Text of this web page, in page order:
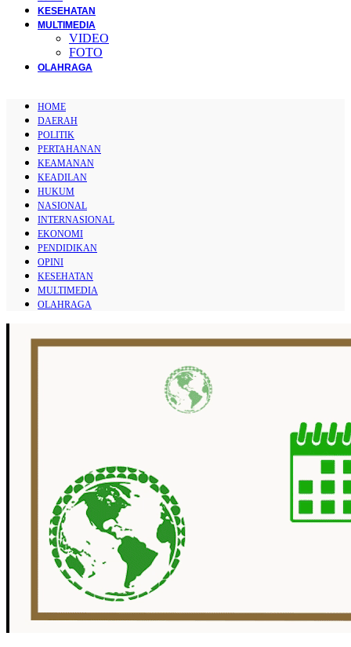
KESEHATAN
MULTIMEDIA
VIDEO
FOTO
OLAHRAGA
HOME
DAERAH
POLITIK
PERTAHANAN
KEAMANAN
KEADILAN
HUKUM
NASIONAL
INTERNASIONAL
EKONOMI
PENDIDIKAN
OPINI
KESEHATAN
MULTIMEDIA
OLAHRAGA